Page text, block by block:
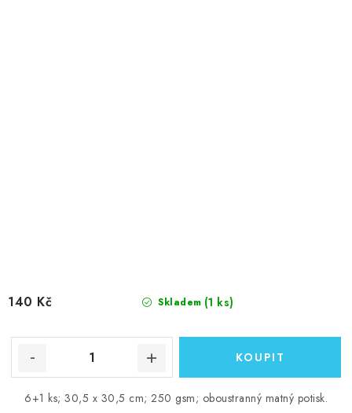
Skladem (1 ks)
140 Kč
6+1 ks; 30,5 x 30,5 cm; 250 gsm; oboustranný matný potisk.